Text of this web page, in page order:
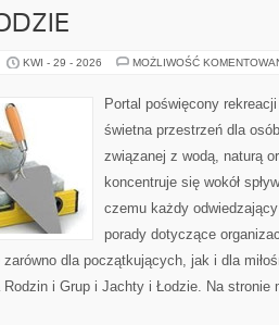
KWI - 29 - 2026 MOŻLIWOŚĆ
Portal poświęcony
świetna przestrzeń dla
związanej z wodą, naturą
koncentruje się wokół
czemu każdy
porady dotyczące
dla początkujących, jak i dla
i Grup i Jachty i Łodzie. Na stronie